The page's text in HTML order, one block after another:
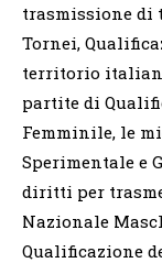
trasmissione di
Tornei,
territorio
partite di
Femminile, le
Sperimentale e
diritti per
Nazionale
Qualificazione